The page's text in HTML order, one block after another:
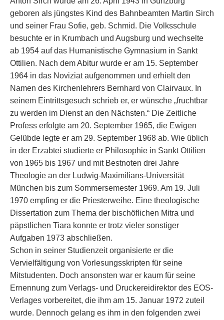
geboren als jüngstes Kind des Bahnbeamten Martin Sirch
und seiner Frau Sofie, geb. Schmid. Die Volksschule
besuchte er in Krumbach und Augsburg und wechselte
ab 1954 auf das Humanistische Gymnasium in Sankt
Ottilien. Nach dem Abitur wurde er am 15. September
1964 in das Noviziat aufgenommen und erhielt den
Namen des Kirchenlehrers Bernhard von Clairvaux. In
seinem Eintrittsgesuch schrieb er, er wünsche „fruchtbar
zu werden im Dienst an den Nächsten.“ Die Zeitliche
Profess erfolgte am 20. September 1965, die Ewigen
Gelübde legte er am 29. September 1968 ab. Wie üblich
in der Erzabtei studierte er Philosophie in Sankt Ottilien
von 1965 bis 1967 und mit Bestnoten drei Jahre
Theologie an der Ludwig-Maximilians-Universität
München bis zum Sommersemester 1969. Am 19. Juli
1970 empfing er die Priesterweihe. Eine theologische
Dissertation zum Thema der bischöflichen Mitra und
päpstlichen Tiara konnte er trotz vieler sonstiger
Aufgaben 1973 abschließen.
Schon in seiner Studienzeit organisierte er die
Vervielfältigung von Vorlesungsskripten für seine
Mitstudenten. Doch ansonsten war er kaum für seine
Ernennung zum Verlags- und Druckereidirektor des EOS-
Verlages vorbereitet, die ihm am 15. Januar 1972 zuteil
wurde. Dennoch gelang es ihm in den folgenden zwei